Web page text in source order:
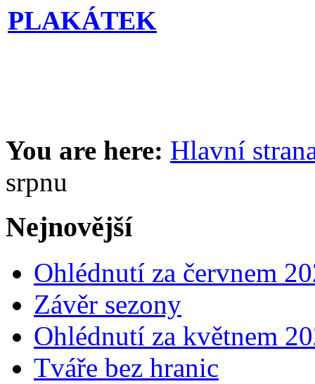
PLAKÁTEK
You are here: Hlavní
srpnu
Nejnovější
Ohlédnutí za červnem
Závěr sezony
Ohlédnutí za květnem
Tváře bez hranic